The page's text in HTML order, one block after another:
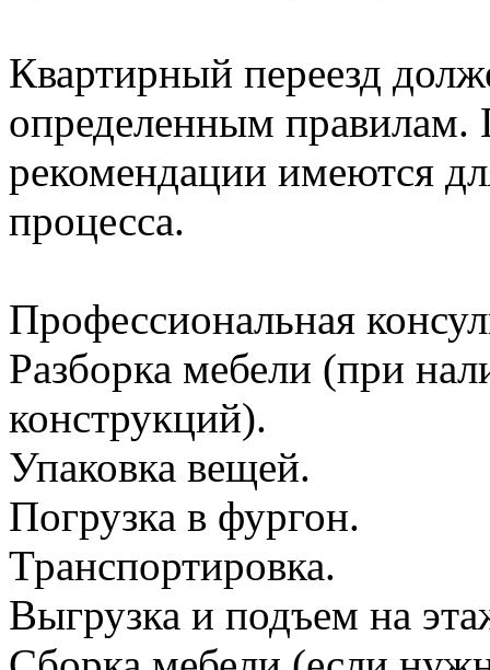
Квартирный переезд
определенным правилам.
рекомендации имеются
процесса.
Профессиональная
Разборка мебели (при
конструкций).
Упаковка вещей.
Погрузка в фургон.
Транспортировка.
Выгрузка и подъем на